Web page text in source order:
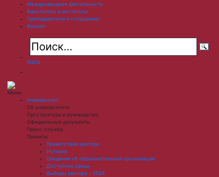
Международная деятельность
Факультеты и институты
Преподаватели и сотрудники
Филиал
RUEN
Меню
Университет
Об университете
Оргструктура и руководство
Официальные документы
Пресс-служба
Проекты
Приветствие ректора
История
Сведения об образовательной организации
Доступная среда
Выборы ректора - 2024